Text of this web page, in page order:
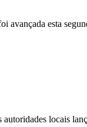
avançada esta
locais